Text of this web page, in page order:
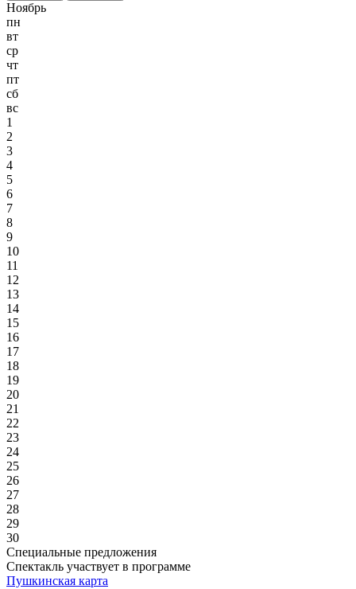
Ноябрь
пн
вт
ср
чт
пт
сб
вс
1
2
3
4
5
6
7
8
9
10
11
12
13
14
15
16
17
18
19
20
21
22
23
24
25
26
27
28
29
30
Специальные предложения
Спектакль участвует в программе
Пушкинская карта